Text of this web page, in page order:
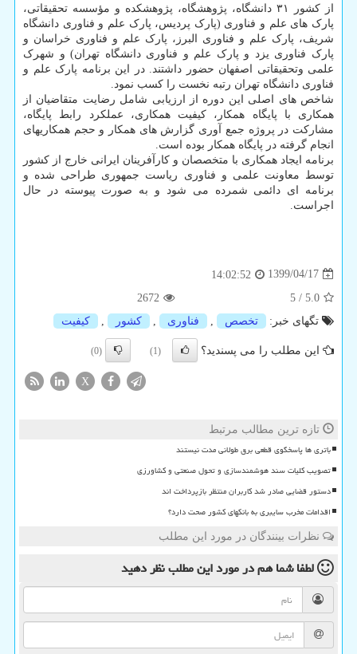
از کشور ۳۱ دانشگاه، پژوهشگاه، پژوهشکده و مؤسسه تحقیقاتی،
پارک های علم و فناوری (پارک پردیس، پارک علم و فناوری دانشگاه
شریف، پارک علم و فناوری البرز، پارک علم و فناوری خراسان و
پارک فناوری یزد و پارک علم و فناوری دانشگاه تهران) و شهرک
علمی وتحقیقاتی اصفهان حضور داشتند. در این برنامه پارک علم و
فناوری دانشگاه تهران رتبه نخست را کسب نمود.
شاخص های اصلی این دوره از ارزیابی شامل رضایت متقاضیان از
همکاری با پایگاه همکار، کیفیت همکاری، عملکرد رابط پایگاه،
مشارکت در پروژه جمع آوری گزارش های همکار و حجم همکاریهای
انجام گرفته در پایگاه همکار بوده است.
برنامه ایجاد همکاری با متخصصان و کارآفرینان ایرانی خارج از کشور
توسط معاونت علمی و فناوری ریاست جمهوری طراحی شده و
برنامه ای دائمی شمرده می شود و به صورت پیوسته در حال
اجراست.
1399/04/17
14:02:52
5.0
/
5
2672
تگهای خبر:
تخصص , فناوری , كشور , كیفیت
این مطلب را می پسندید؟ (1)
(0)
X
تازه ترین مطالب مرتبط
باتری ها پاسخگوی قطعی برق طولانی مدت نیستند
تصویب کلیات سند هوشمندسازی و تحول صنعتی و کشاورزی
دستور قضایی صادر شد کاربران منتظر بازپرداخت اند
اقدامات مخرب سایبری به بانکهای کشور صحت دارد؟
نظرات بینندگان در مورد این مطلب
لطفا شما همدر مورد این مطلبنظر دهید